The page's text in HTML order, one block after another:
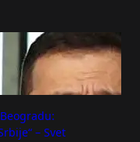
– Svet